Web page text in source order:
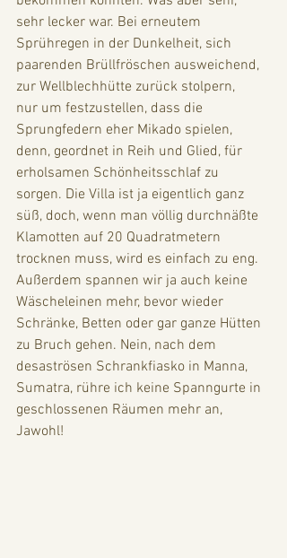
sehr lecker war. Bei erneutem
Sprühregen in der Dunkelheit, sich
paarenden Brüllfröschen ausweichend,
zur Wellblechhütte zurück stolpern,
nur um festzustellen, dass die
Sprungfedern eher Mikado spielen,
denn, geordnet in Reih und Glied, für
erholsamen Schönheitsschlaf zu
sorgen. Die Villa ist ja eigentlich ganz
süß, doch, wenn man völlig durchnäßte
Klamotten auf 20 Quadratmetern
trocknen muss, wird es einfach zu eng.
Außerdem spannen wir ja auch keine
Wäscheleinen mehr, bevor wieder
Schränke, Betten oder gar ganze Hütten
zu Bruch gehen. Nein, nach dem
desaströsen Schrankfiasko in Manna,
Sumatra, rühre ich keine Spanngurte in
geschlossenen Räumen mehr an,
Jawohl!